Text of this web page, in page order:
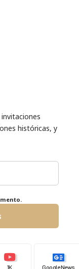
históricas, y
1K Google News